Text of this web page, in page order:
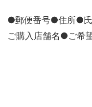
●郵便番号●住所●
ご購入店舗名●ご希